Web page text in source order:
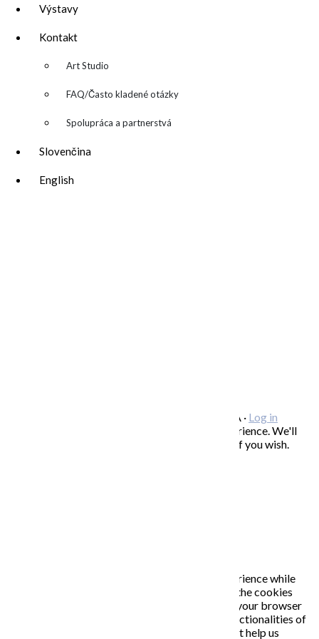
Výstavy
Kontakt
▼ Art Studio
FAQ/Často kladené otázky
Spolupráca a partnerstvá
Slovenčina
English
Copyright © 2026 KATARÍNA S. KALMANOVÁ · Log in
This website uses cookies to improve your experience. We'll
assume you're ok with this, but you can opt-out if you wish.
This website uses cookies to improve your experience while
you navigate through the website. Out of these, the cookies
that are categorized as necessary are stored on your browser
as they are essential for the working of basic functionalities of
the website. We also use third-party cookies that help us